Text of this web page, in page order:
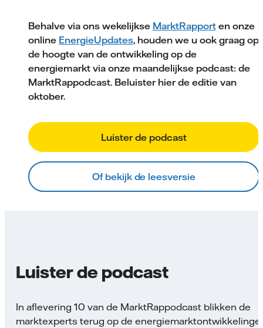
Behalve via ons wekelijkse MarktRapporten onze
online EnergieUpdates, houden we u ook graag op
de hoogte van de ontwikkeling op de
energiemarkt via onze maandelijkse podcast: de
MarktRappodcast. Beluister hier de editie van
oktober.
Luister de podcast
Of bekijk de leesversie
Luister de podcast
In aflevering 10 van de MarktRappodcast blikken de
marktexperts terug op de